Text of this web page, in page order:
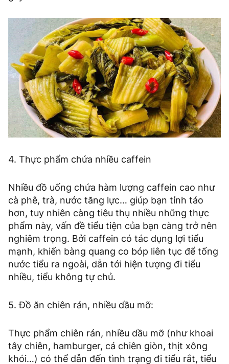
4. Thực phẩm chứa nhiều caffein
Nhiều đồ uống chứa hàm lượng caffein cao như
cà phê, trà, nước tăng lực… giúp bạn tỉnh táo
hơn, tuy nhiên càng tiêu thụ nhiều những thực
phẩm này, vấn đề tiểu tiện của bạn càng trở nên
nghiêm trọng. Bởi caffein có tác dụng lợi tiểu
mạnh, khiến bàng quang co bóp liên tục để tống
nước tiểu ra ngoài, dẫn tới hiện tượng đi tiểu
nhiều, tiểu không tự chủ.
5. Đồ ăn chiên rán, nhiều dầu mỡ:
Thực phẩm chiên rán, nhiều dầu mỡ (như khoai
tây chiên, hamburger, cá chiên giòn, thịt xông
khói…) có thể dẫn đến tình trạng đi tiểu rắt, tiểu